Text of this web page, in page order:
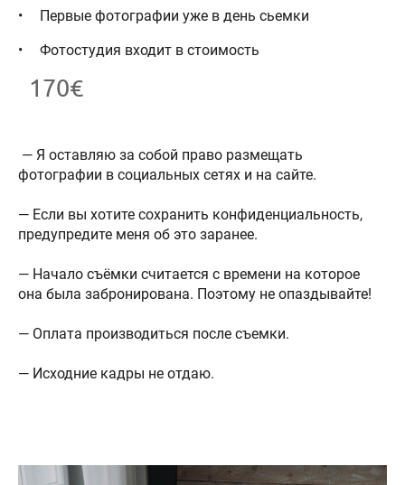
Первые фотографии уже в день сьемки
Фотостудия входит в стоимость
170€
— Я оставляю за собой право размещать
фотографии в социальных сетях и на сайте.
— Если вы хотите сохранить конфиденциальность,
предупредите меня об это заранее.
— Начало съёмки считается с времени на которое
она была забронирована. Поэтому не опаздывайте!
— Оплата производиться после съемки.
— Исходние кадры не отдаю.